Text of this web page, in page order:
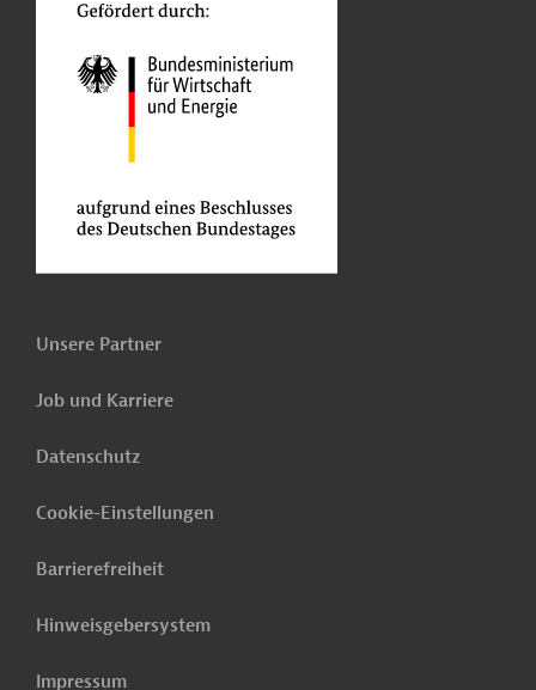
Unsere Partner
Job und Karriere
Datenschutz
Cookie-Einstellungen
Barrierefreiheit
Hinweisgebersystem
Impressum